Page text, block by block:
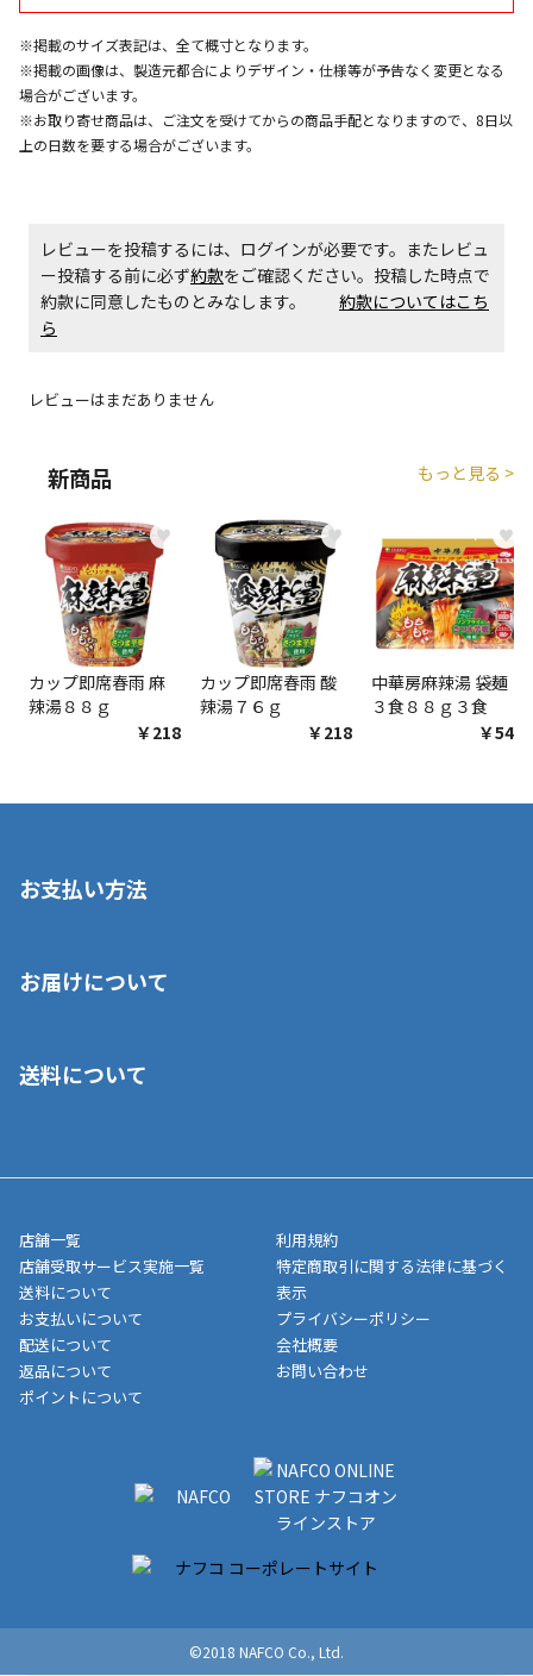
エアコンの取付工事が必要な商品です。別途費用が発
生する場合がございます。
※掲載のサイズ表記は、全て概寸となります。
※掲載の画像は、製造元都合によりデザイン・仕様等が予告なく変更となる
場合がございます。
※お取り寄せ商品は、ご注文を受けてからの商品手配となりますので、8日以
上の日数を要する場合がございます。
レビューを投稿するには、ログインが必要です。またレビュ
ー投稿する前に必ず約款をご確認ください。投稿した時点で
約款に同意したものとみなします。 約款についてはこち
ら
レビューはまだありません
新商品 もっと見る >
♥
カップ即席春雨 麻
辣湯８８ｇ
￥218
♥
カップ即席春雨 酸
辣湯７６ｇ
￥218
♥
中華房麻辣湯 袋麺
３食８８ｇ３食
￥548
お支払い方法
いいただくことはできません。ご了承ください。
■代金引換(代引)※手数料がかかります
■商品によっては一部決済方法が使用できない場合がございま
す。
お届けについて
ご注文が確認出来次第、1～4営業日に発送いたします。「お取り
業日にてお引渡しとなります。(離島などの場合、例外もあります)
メーカー直送品など一部商品については、その他商品との購入に
制限がかかる場合がございます。また発送日についても、通常と
異なる場合がございます。対象商品の説明ページをご確認くださ
い。
■店舗受取をご選択いただいた場合
ご注文が確認出来次第、お受取される店舗在庫を使用してご準備
をさせていただきます。店舗に在庫がない場合は店舗よりお取り
いただく場合がございます。店舗準備でのお渡しとなる為、商品
のみの受け渡しとなります。（箱や納品書は付属しておりませ
ん）店舗で準備が出来次第、メールにてご連絡させていただきま
送料について
店舗一覧
店舗受取サービス実施一覧
送料について
お支払いについて
配送について
返品について
ポイントについて
利用規約
特定商取引に関する法律に基づく
表示
プライバシーポリシー
会社概要
お問い合わせ
©2018 NAFCO Co., Ltd.